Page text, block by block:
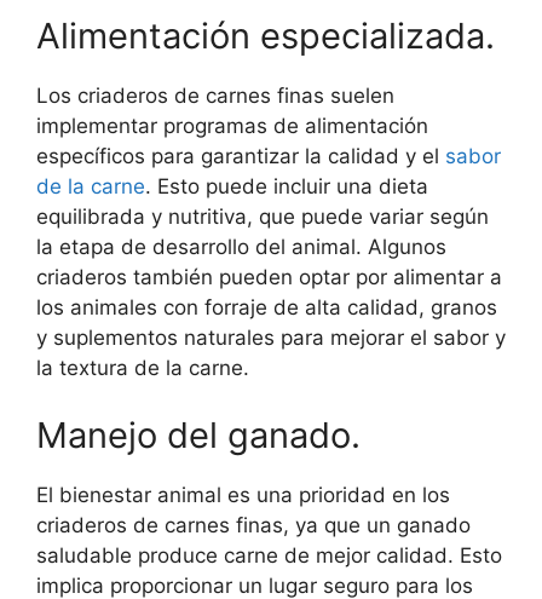
Alimentación especializada.
Los criaderos de carnes finas suelen
implementar programas de alimentación
específicos para garantizar la calidad y el sabor
de la carne. Esto puede incluir una dieta
equilibrada y nutritiva, que puede variar según
la etapa de desarrollo del animal. Algunos
criaderos también pueden optar por alimentar a
los animales con forraje de alta calidad, granos
y suplementos naturales para mejorar el sabor y
la textura de la carne.
Manejo del ganado.
El bienestar animal es una prioridad en los
criaderos de carnes finas, ya que un ganado
saludable produce carne de mejor calidad. Esto
implica proporcionar un lugar seguro para los